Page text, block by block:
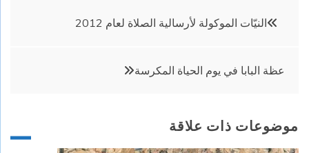
تصفّح
النيّات الموكولة لأرسالية الصلاة لعام 2012
عظة البابا في يوم الحياة المكرسة
موضوعات ذات علاقة